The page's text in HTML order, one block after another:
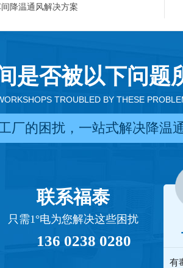
降温通风解决方案
是否被以下问题
TROUBLED BY THESE
厂的困扰，一站式解决降温
联系福泰
只需1°电为您解决这些困扰
136 0238 0280
有